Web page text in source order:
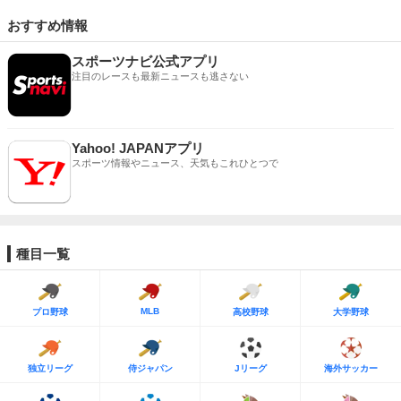
おすすめ情報
スポーツナビ公式アプリ
注目のレースも最新ニュースも逃さない
Yahoo! JAPANアプリ
スポーツ情報やニュース、天気もこれひとつで
種目一覧
プロ野球 MLB 高校野球 大学野球
独立リーグ 侍ジャパン Jリーグ 海外サッカー